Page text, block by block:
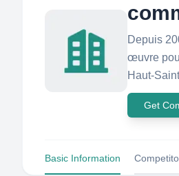
Depuis
œuvre
Haut-
Get
Basic Information